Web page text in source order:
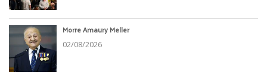
Morre Amaury Meller
02/08/2026